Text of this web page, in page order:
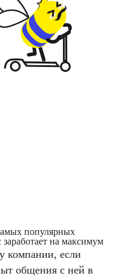
популярных
на максимум
компании, если
общения с ней в